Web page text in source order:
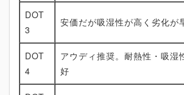
DOT
3
安価だが吸湿性が高く劣化が
DOT
4
アウディ推奨。耐熱性・吸湿
好